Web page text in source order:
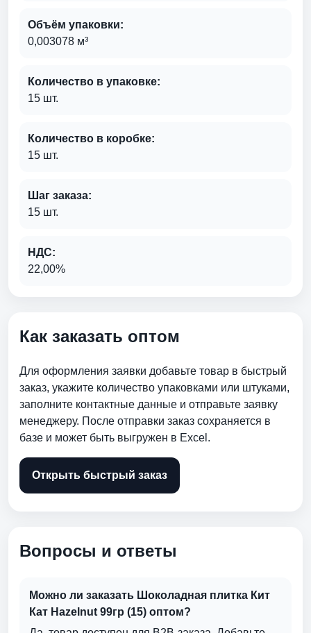
Объём упаковки:
0,003078 м³
Количество в упаковке:
15 шт.
Количество в коробке:
15 шт.
Шаг заказа:
15 шт.
НДС:
22,00%
Как заказать оптом
Для оформления заявки добавьте товар в быстрый
заказ, укажите количество упаковками или штуками,
заполните контактные данные и отправьте заявку
менеджеру. После отправки заказ сохраняется в
базе и может быть выгружен в Excel.
Открыть быстрый заказ
Вопросы и ответы
Можно ли заказать Шоколадная плитка Кит
Кат Hazelnut 99гр (15) оптом?